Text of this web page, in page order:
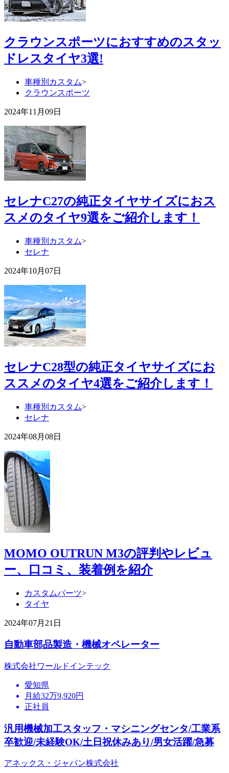
クラウンスポーツにおすすめのスタッ
ドレスタイヤ3選!
車種別カスタム>
クラウンスポーツ
2024年11月09日
セレナC27の純正タイヤサイズにおス
スメのタイヤ9選をご紹介します！
車種別カスタム>
セレナ
2024年10月07日
セレナC28型の純正タイヤサイズにお
ススメのタイヤ4選をご紹介します！
車種別カスタム>
セレナ
2024年08月08日
MOMO OUTRUN M3の評判やレビュ
ー、口コミ、装着例を紹介
カスタムパーツ>
タイヤ
2024年07月21日
自動車部品製造・機械オペレーター
株式会社ワールドインテック
愛知県
月給32万9,920円
正社員
汎用機械加工スタッフ・マシニングセンタ/工業系
卒歓迎/未経験OK/土日祝休みあり/男女活躍/急募
アネックス・ジャパン株式会社